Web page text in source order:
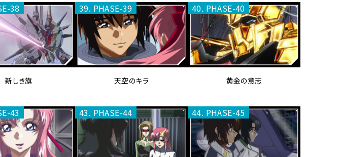
38
新しき旗
39. PHASE-39
天空のキラ
40. PHASE-40
黄金の意志
43 43. PHASE-44 44. PHASE-45